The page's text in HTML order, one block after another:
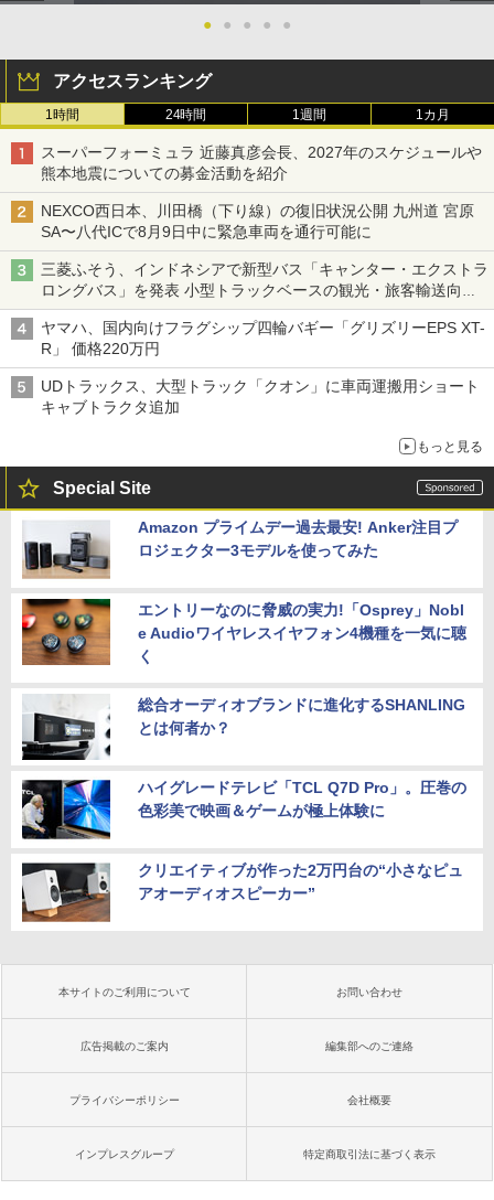
● ● ● ● ●
アクセスランキング
1時間 24時間 1週間 1カ月
スーパーフォーミュラ 近藤真彦会長、2027年のスケジュールや
熊本地震についての募金活動を紹介
NEXCO西日本、川田橋（下り線）の復旧状況公開 九州道 宮原
SA〜八代ICで8月9日中に緊急車両を通行可能に
三菱ふそう、インドネシアで新型バス「キャンター・エクストラ
ロングバス」を発表 小型トラックベースの観光・旅客輸送向け
バス
ヤマハ、国内向けフラグシップ四輪バギー「グリズリーEPS XT-
R」 価格220万円
UDトラックス、大型トラック「クオン」に車両運搬用ショート
キャブトラクタ追加
もっと見る
Special Site
Amazon プライムデー過去最安! Anker注目プ
ロジェクター3モデルを使ってみた
エントリーなのに脅威の実力!「Osprey」Nobl
e Audioワイヤレスイヤフォン4機種を一気に聴
く
総合オーディオブランドに進化するSHANLING
とは何者か？
ハイグレードテレビ「TCL Q7D Pro」。圧巻の
色彩美で映画＆ゲームが極上体験に
クリエイティブが作った2万円台の“小さなピュ
アオーディオスピーカー”
本サイトのご利用について お問い合わせ
広告掲載のご案内 編集部へのご連絡
プライバシーポリシー 会社概要
インプレスグループ 特定商取引法に基づく表示